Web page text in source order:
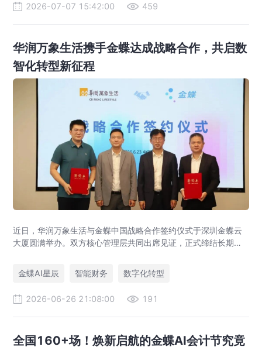
2026-07-07 15:42:00 459
华润万象生活携手金蝶达成战略合作，共启数
智化转型新征程
近日，华润万象生活与金蝶中国战略合作签约仪式于深圳金蝶云
大厦圆满举办。双方核心管理层共同出席见证，正式缔结长期战
享”为原则构建长期共赢的数智生态，打造财务数智化转型行业最
佳实践和世界一流财务管理体系。
金蝶AI星辰 智能财务 数字化转型
2026-06-26 21:08:00 191
全国160+场！焕新启航的金蝶AI会计节究竟